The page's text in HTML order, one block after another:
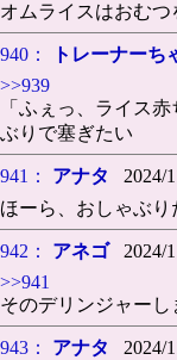
オムライスはおむつ
940： トレーナーち
>>939
「ふぇっ、ライス
ぶりで塞ぎたい
941： アナタ 2024/
ほーら、おしゃぶり
942： アネゴ2024/
>>941
そのデリンジャーし
943： アナタ 2024/